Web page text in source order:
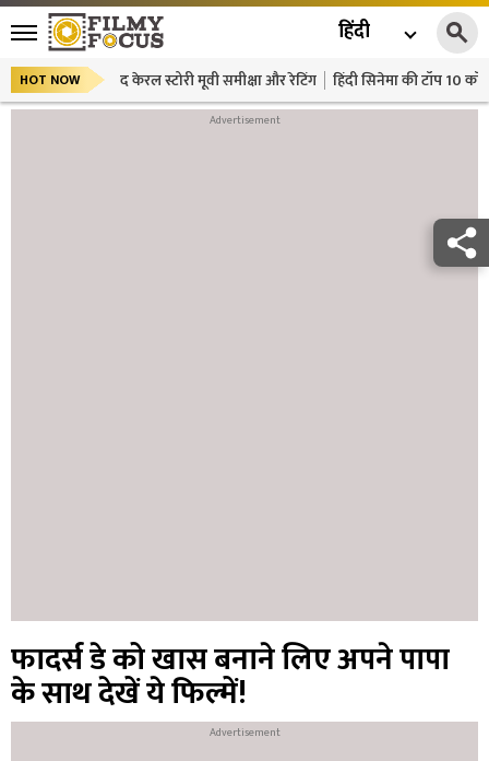
हिंदी
HOT NOW द केरल स्टोरी मूवी समीक्षा और रेटिंग हिंदी सिनेमा की टॉप 10
फादर्स डे को खास बनाने लिए अपने पापा
के साथ देखें ये फिल्में!